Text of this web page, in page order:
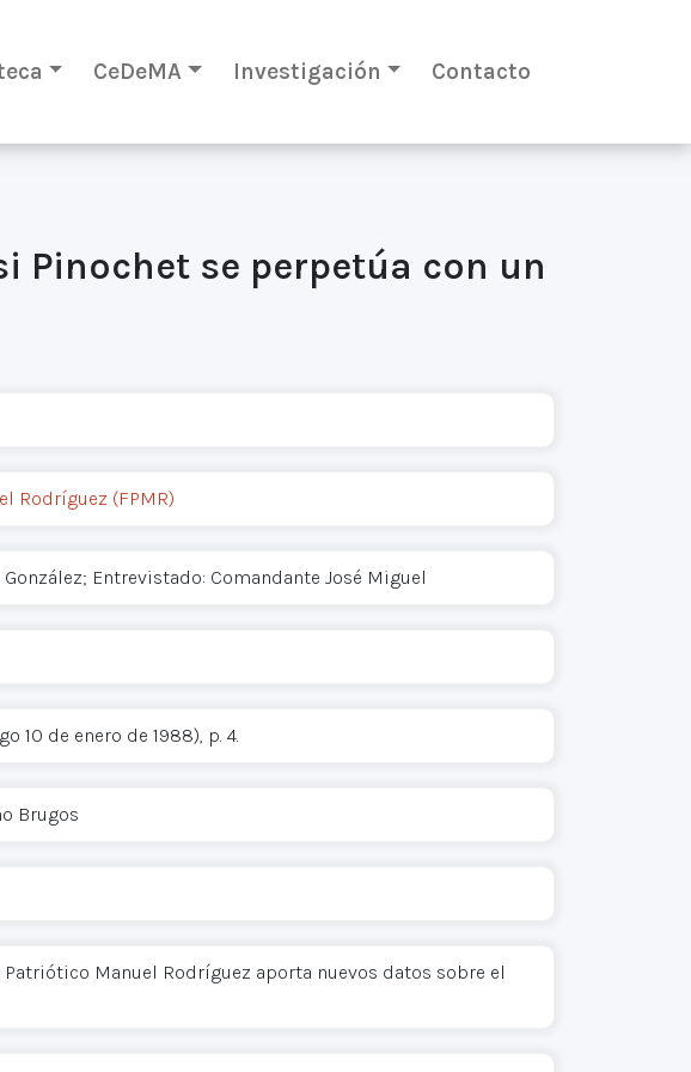
CeDeMA Investigación Contacto
Pinochet se perpetúa con un
Rodríguez (FPMR)
Entrevistado: Comandante José Miguel
10 de enero de 1988), p. 4.
Brugos
Manuel Rodríguez aporta nuevos datos sobre el